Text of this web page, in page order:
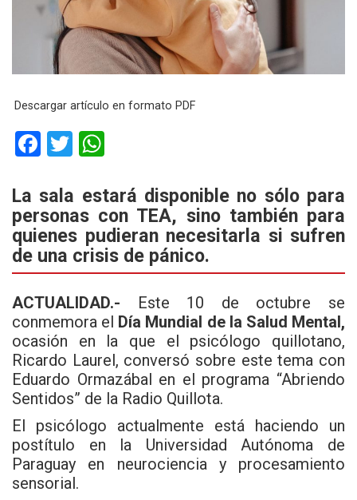
Descargar artículo en formato PDF
F
ce
b
o
o
k
T
tt
er
at
s
A
p
p
La sala estará disponible no sólo para
personas con TEA, sino también para
quienes pudieran necesitarla si sufren
de una crisis de pánico.
ACTUALIDAD.- Este 10 de octubre se
conmemora el Día Mundial de la Salud Mental,
ocasión en la que el psicólogo quillotano,
Ricardo Laurel, conversó sobre este tema con
Eduardo Ormazábal en el programa “Abriendo
Sentidos” de la Radio Quillota.
El psicólogo actualmente está haciendo un
postítulo en la Universidad Autónoma de
Paraguay en neurociencia y procesamiento
sensorial.